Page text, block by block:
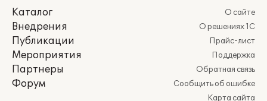
Каталог
Внедрения
Публикации
Мероприятия
Партнеры
Форум
О сайте
О решениях 1С
Прайс-лист
Поддержка
Обратная связь
Сообщить об ошибке
Карта сайта